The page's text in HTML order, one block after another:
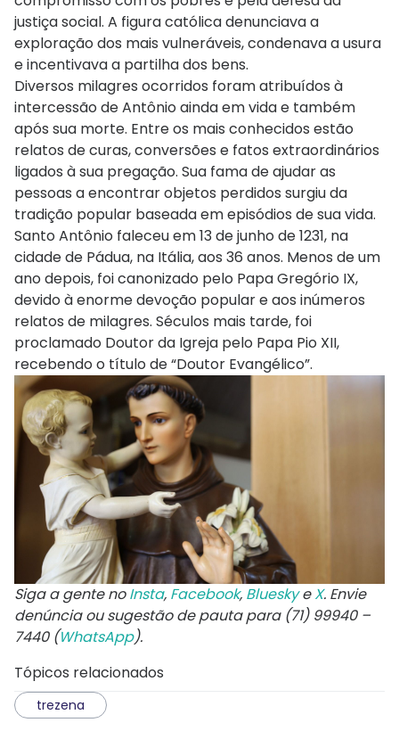
justiça social. A figura católica denunciava a
exploração dos mais vulneráveis, condenava a usura
e incentivava a partilha dos bens.
Diversos milagres ocorridos foram atribuídos à
intercessão de Antônio ainda em vida e também
após sua morte. Entre os mais conhecidos estão
relatos de curas, conversões e fatos extraordinários
ligados à sua pregação. Sua fama de ajudar as
pessoas a encontrar objetos perdidos surgiu da
tradição popular baseada em episódios de sua vida.
Santo Antônio faleceu em 13 de junho de 1231, na
cidade de Pádua, na Itália, aos 36 anos. Menos de um
ano depois, foi canonizado pelo Papa Gregório IX,
devido à enorme devoção popular e aos inúmeros
relatos de milagres. Séculos mais tarde, foi
proclamado Doutor da Igreja pelo Papa Pio XII,
recebendo o título de “Doutor Evangélico”.
Siga a gente noInsta, Facebook, BlueskyeX. Envie
denúncia ou sugestão de pauta para (71) 99940 –
7440 (WhatsApp).
Tópicos relacionados
trezena